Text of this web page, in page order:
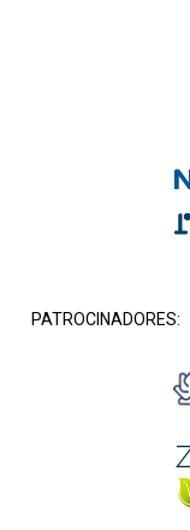
PATROCINADORES: